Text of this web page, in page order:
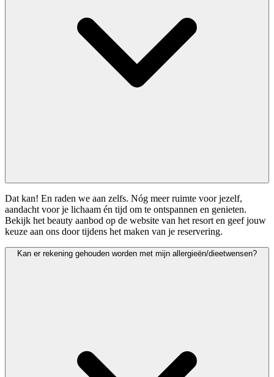
Dat kan! En raden we aan zelfs. Nóg meer ruimte voor jezelf,
aandacht voor je lichaam én tijd om te ontspannen en genieten.
Bekijk het beauty aanbod op de website van het resort en geef jouw
keuze aan ons door tijdens het maken van je reservering.
Kan er rekening gehouden worden met mijn allergieën/dieetwensen?